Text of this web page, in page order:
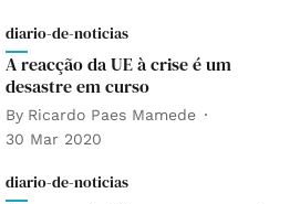
diario-de-noticias
A reacção da UE à crise é um
desastre em curso
By Ricardo Paes Mamede
30 Mar 2020
diario-de-noticias